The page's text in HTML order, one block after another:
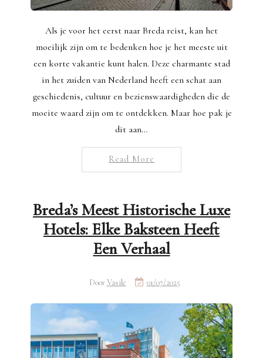
Als je voor het eerst naar Breda reist, kan het
moeilijk zijn om te bedenken hoe je het meeste uit
een korte vakantie kunt halen. Deze charmante stad
in het zuiden van Nederland heeft een schat aan
geschiedenis, cultuur en bezienswaardigheden die de
moeite waard zijn om te ontdekken. Maar hoe pak je
dit aan…
Read More
Breda’s Meest Historische Luxe
Hotels: Elke Baksteen Heeft
Een Verhaal
DoorVasile 01/07/2025